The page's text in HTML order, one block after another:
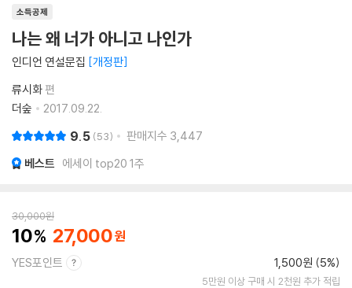
소득공제
나는 왜 너가 아니고 나인가
인디언 연설문집 개정판
류시화편
더숲
2017.09.22.
9.5 53 판매지수 3,447
베스트 에세이 top20 1주
30,000원
10 27,000
YES포인트 1,500원 (5%)
5만원 이상 구매 시 2천원 추가 적립